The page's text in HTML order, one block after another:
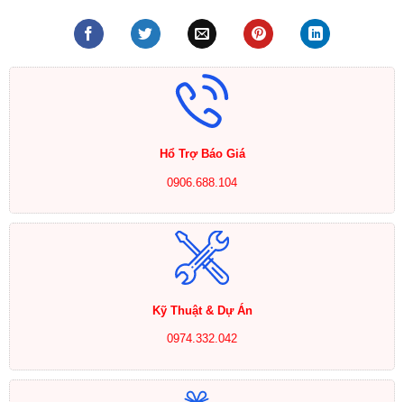
Hổ Trợ Báo Giá
0906.688.104
Kỹ Thuật & Dự Án
0974.332.042